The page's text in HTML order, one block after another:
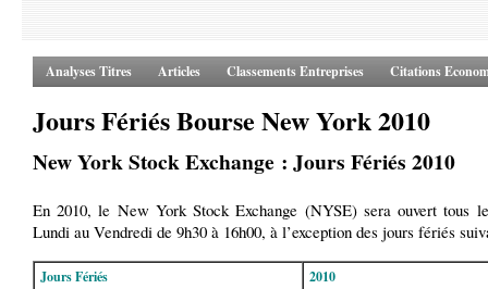
Analyses Titres Articles Classements Entreprises Citations
Jours Fériés Bourse New York 2010
New York Stock Exchange : Jours Fériés 2010
En 2010, le New York Stock Exchange (NYSE) sera ouvert tous
Lundi au Vendredi de 9h30 à 16h00, à l’exception des jours fériés
Jours Fériés
2010